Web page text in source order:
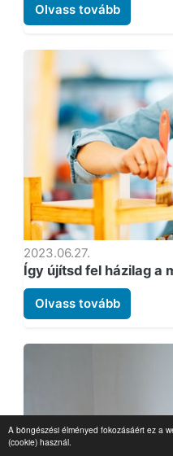
A böngészési élményed fokozásáért ez a
(cookie) használ.
Olvass tovább
2023.06.27.
Így újítsd fel házilag a
Olvass tovább